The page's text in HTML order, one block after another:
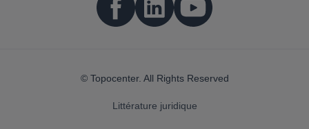
© Topocenter. All Rights Reserved
Littérature juridique